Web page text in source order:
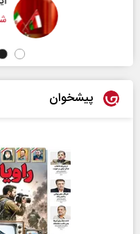
شهاب اسفندیاری
پیشخوان